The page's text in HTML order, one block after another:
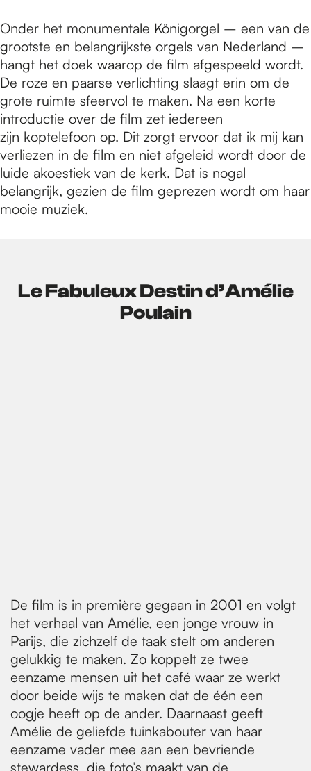
Onder het monumentale Königorgel – een van de
grootste en belangrijkste orgels van Nederland –
hangt het doek waarop de film afgespeeld wordt.
De roze en paarse verlichting slaagt erin om de
grote ruimte sfeervol te maken. Na een korte
introductie over de film zet iedereen
zijn koptelefoon op. Dit zorgt ervoor dat ik mij kan
verliezen in de film en niet afgeleid wordt door de
luide akoestiek van de kerk. Dat is nogal
belangrijk, gezien de film geprezen wordt om haar
mooie muziek.
Le Fabuleux Destin d’Amélie
Poulain
De film is in première gegaan in 2001 en volgt
het verhaal van Amélie, een jonge vrouw in
Parijs, die zichzelf de taak stelt om anderen
gelukkig te maken. Zo koppelt ze twee
eenzame mensen uit het café waar ze werkt
door beide wijs te maken dat de één een
oogje heeft op de ander. Daarnaast geeft
Amélie de geliefde tuinkabouter van haar
eenzame vader mee aan een bevriende
stewardess, die foto’s maakt van de